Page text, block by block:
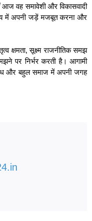
आज वह समावेशी और विकासवादी
में अपनी जड़ें मजबूत करना और
क्षमता, सूक्ष्म राजनीतिक समझ
पर निर्भर करती है। आगामी
और बहुल समाज में अपनी जगह